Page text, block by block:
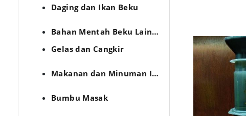
Daging dan Ikan Beku
Bahan Mentah Beku Lainnya
Gelas dan Cangkir
Makanan dan Minuman Import
Bumbu Masak